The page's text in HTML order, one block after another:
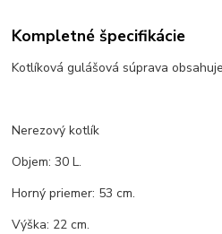
Kompletné špecifikácie
Kotlíková gulášová súprava
Nerezový kotlík
Objem: 30 L.
Horný priemer: 53 cm.
Výška: 22 cm.